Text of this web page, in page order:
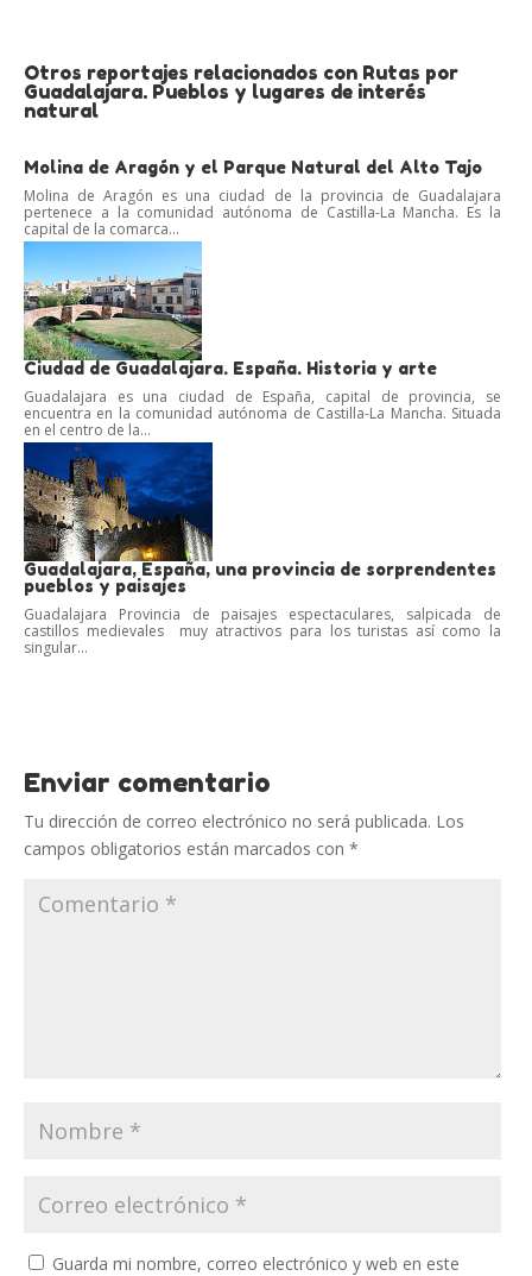
Otros reportajes relacionados con Rutas por
Guadalajara. Pueblos y lugares de interés
natural
Molina de Aragón y el Parque Natural del Alto Tajo
Molina de Aragón es una ciudad de la provincia de Guadalajara
pertenece a la comunidad autónoma de Castilla-La Mancha. Es la
capital de la comarca...
Ciudad de Guadalajara. España. Historia y arte
Guadalajara es una ciudad de España, capital de provincia, se
encuentra en la comunidad autónoma de Castilla-La Mancha. Situada
en el centro de la...
Guadalajara, España, una provincia de sorprendentes
pueblos y paisajes
Guadalajara Provincia de paisajes espectaculares, salpicada de
castillos medievales muy atractivos para los turistas así como la
singular...
Enviar comentario
Tu dirección de correo electrónico no será publicada. Los
campos obligatorios están marcados con *
Guarda mi nombre, correo electrónico y web en este